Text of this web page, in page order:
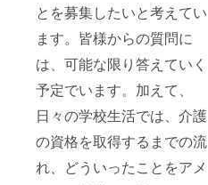
とを募集したいと考えてい
ます。皆様からの質問に
は、可能な限り答えていく
予定でいます。加えて、
日々の学校生活では、介護
の資格を取得するまでの流
れ、どういったことをアメ